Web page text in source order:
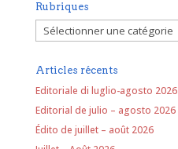
Rubriques
Rubriques
Articles récents
Editoriale di luglio-agosto 2026
Editorial de julio – agosto 2026
Édito de juillet – août 2026